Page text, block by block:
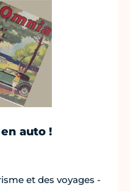
auto !
et des voyages -